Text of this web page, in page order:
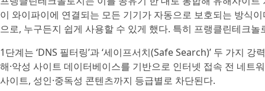
이 와이파이에 연결되는 모든 기기가 자동으로 보호되는 방식
으로, 누구든지 쉽게 사용할 수 있게 했다. 특히 프랭클린테크
1단계는 ‘DNS 필터링’과 ‘세이프서치(Safe Search)’ 두 가지
해·악성 사이트 데이터베이스를 기반으로 인터넷 접속 전 네트
사이트, 성인·중독성 콘텐츠까지 등급별로 차단된다.